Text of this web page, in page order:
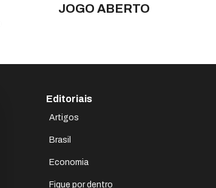
JOGO ABERTO
Editoriais
Artigos
Brasil
Economia
Fique por dentro